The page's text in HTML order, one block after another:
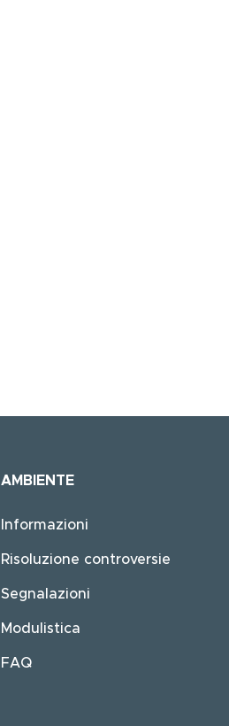
AMBIENTE
Informazioni
Risoluzione controversie
Segnalazioni
Modulistica
FAQ